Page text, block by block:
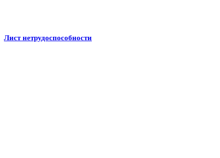
Лист нетрудоспособности